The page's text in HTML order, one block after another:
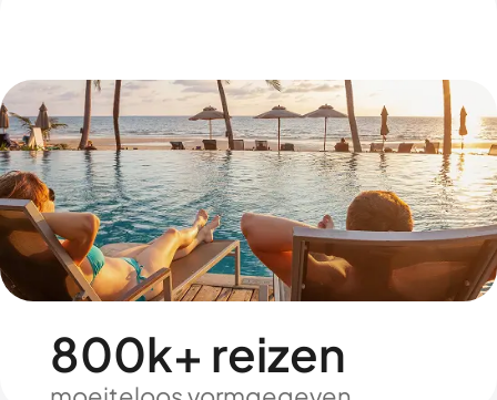
800k+ reizen